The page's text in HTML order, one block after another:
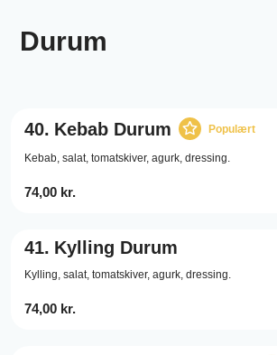
Durum
40. Kebab Durum Populært
Kebab, salat, tomatskiver, agurk, dressing.
74,00 kr.
41. Kylling Durum
Kylling, salat, tomatskiver, agurk, dressing.
74,00 kr.